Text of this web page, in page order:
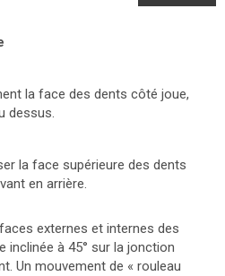
la face des dents côté joue,
dessus.
la face supérieure des dents
en arrière.
externes et internes des
inclinée à 45° sur la jonction
Un mouvement de « rouleau